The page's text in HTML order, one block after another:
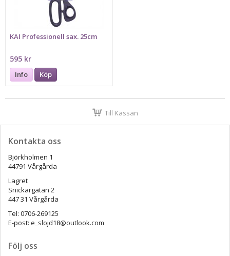
KAI Professionell sax. 25cm
595 kr
Info Köp
Till Kassan
Kontakta oss
Björkholmen 1
44791 Vårgårda
Lagret
Snickargatan 2
447 31 Vårgårda
Tel: 0706-269125
E-post: e_slojd18@outlook.com
Följ oss